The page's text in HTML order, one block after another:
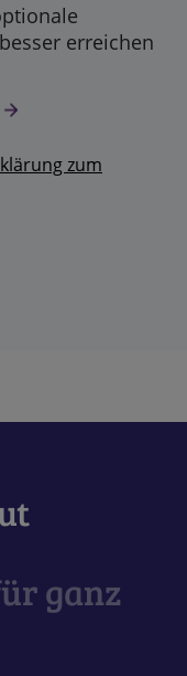
erreichen
zum
ganz